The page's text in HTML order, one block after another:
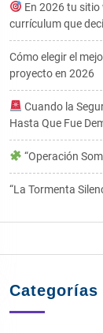
En 2026 tu sitio
currículum que
Cómo elegir el
proyecto en 2026
Cuando la
Hasta Que Fue
“Operación
“La Tormenta
Categorías